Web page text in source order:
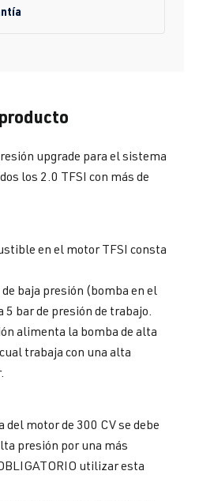
upgrade para el sistema
los 2.0 TFSI con más de
en el motor TFSI consta
baja presión (bomba en el
5 bar de presión de trabajo.
alimenta la bomba de alta
trabaja con una alta
motor de 300 CV se debe
presión por una más
utilizar esta